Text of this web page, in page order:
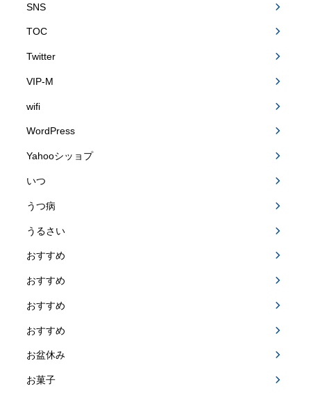
SNS
TOC
Twitter
VIP-M
wifi
WordPress
Yahooシッョプ
いつ
うつ病
うるさい
おすすめ
おすすめ
おすすめ
おすすめ
お盆休み
お菓子